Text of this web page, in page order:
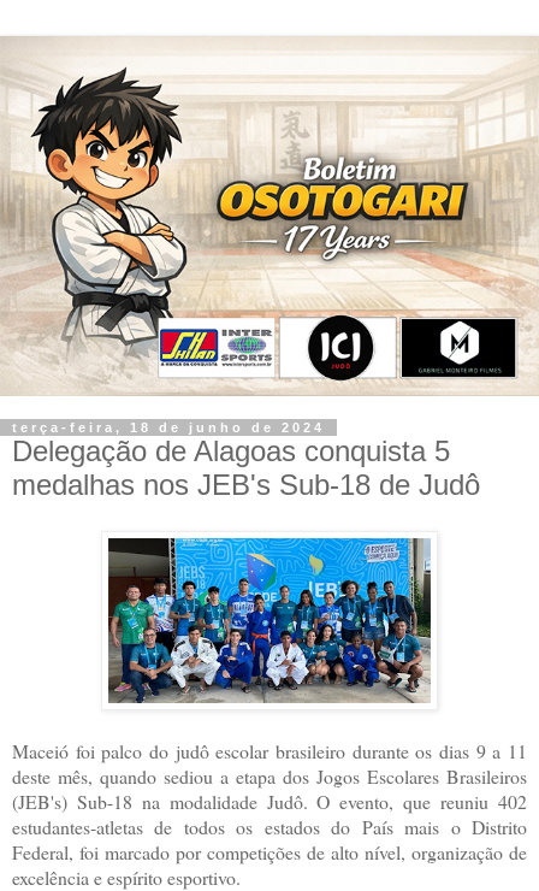
terça-feira, 18 de junho de 2024
Delegação de Alagoas conquista 5
medalhas nos JEB's Sub-18 de Judô
Maceió foi palco do judô escolar brasileiro durante os dias 9 a 11
deste mês, quando sediou a etapa dos Jogos Escolares Brasileiros
(JEB's) Sub-18 na modalidade Judô. O evento, que reuniu 402
estudantes-atletas de todos os estados do País mais o Distrito
Federal, foi marcado por competições de alto nível, organização de
excelência e espírito esportivo.